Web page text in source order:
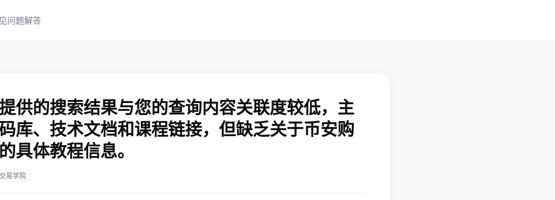
问题解答
供的搜索结果与您的查询内容关联度较低，主
库、技术文档和课程链接，但缺乏关于币安购
具体教程信息。
交易学院